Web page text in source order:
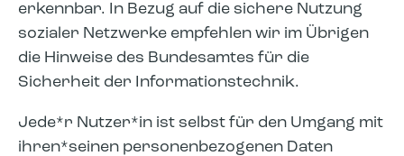
erkennbar. In Bezug auf die sichere Nutzung
sozialer Netzwerke empfehlen wir im Übrigen
die Hinweise des Bundesamtes für die
Sicherheit der Informationstechnik.
Jede*r Nutzer*in ist selbst für den Umgang mit
ihren*seinen personenbezogenen Daten